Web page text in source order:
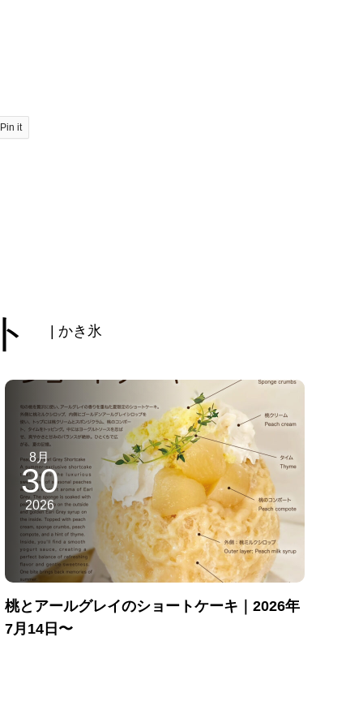
Pin it
| かき氷
8月
30
2026
桃とアールグレイのショートケーキ｜2026年
7月14日〜